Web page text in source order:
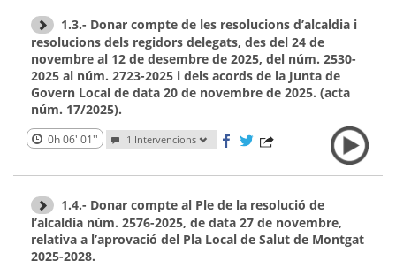
1.3.- Donar compte de les resolucions d’alcaldia i
resolucions dels regidors delegats, des del 24 de
novembre al 12 de desembre de 2025, del núm. 2530-
2025 al núm. 2723-2025 i dels acords de la Junta de
Govern Local de data 20 de novembre de 2025. (acta
núm. 17/2025).
0h 06' 01'' 1 Intervencions
1.4.- Donar compte al Ple de la resolució de
l’alcaldia núm. 2576-2025, de data 27 de novembre,
relativa a l’aprovació del Pla Local de Salut de Montgat
2025-2028.